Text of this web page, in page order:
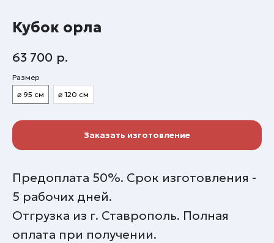
Кубок орла
63 700 р.
Размер
⌀ 95 см
⌀ 120 см
Заказать изготовление
Предоплата 50%. Срок изготовления -
5 рабочих дней.
Отгрузка из г. Ставрополь. Полная
оплата при получении.